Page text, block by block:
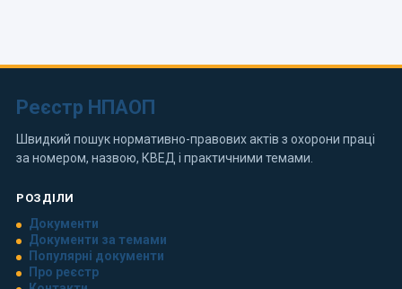
Реєстр НПАОП
Швидкий пошук нормативно-правових актів з охорони праці
за номером, назвою, КВЕД і практичними темами.
РОЗДІЛИ
Документи
Документи за темами
Популярні документи
Про реєстр